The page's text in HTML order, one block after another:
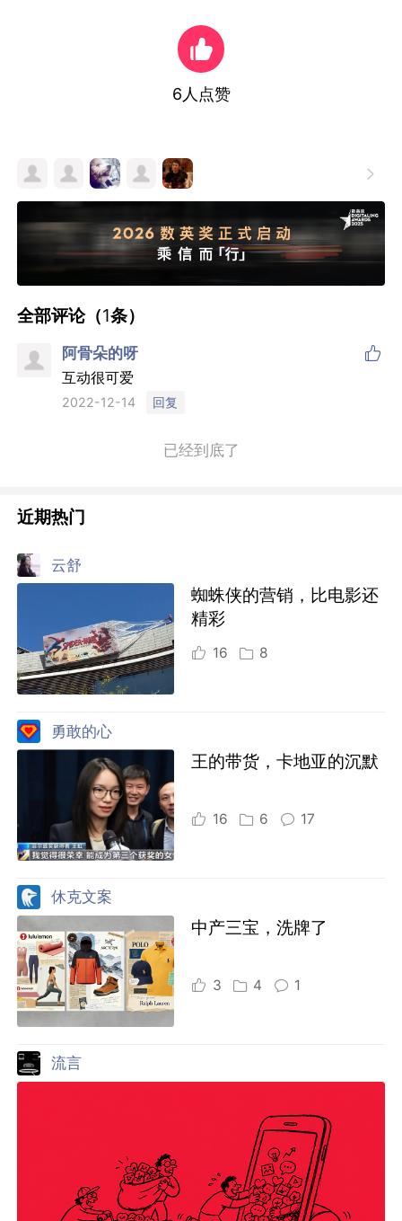
6 人点赞

全部评论（1条）
阿骨朵的呀 
互动很可爱
2022-12-14 回复
已经到底了
近期热门
云舒
蜘蛛侠的营销，比电影还
精彩
16 8
勇敢的心
王的带货，卡地亚的沉默
16 6 17
休克文案
中产三宝，洗牌了
3 4 1
流言